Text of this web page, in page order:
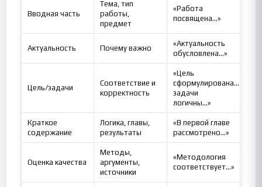
Вводная часть
Тема, тип
работы,
предмет
«Работа
посвящена…»
Актуальность Почему важно
«Актуальность
обусловлена…»
Цель/задачи
Соответствие и
корректность
«Цель
сформулирована…
задачи
логичны…»
Краткое
содержание
Логика, главы,
результаты
«В первой главе
рассмотрено…»
Оценка качества
Методы,
аргументы,
источники
«Методология
соответствует…»